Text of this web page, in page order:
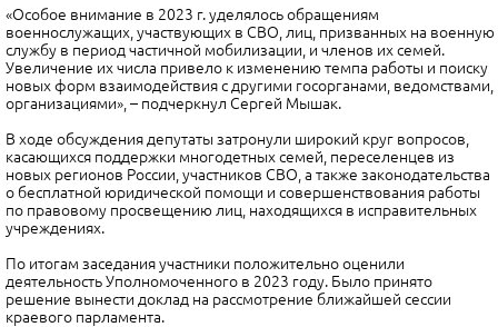
«Особое внимание в 2023 г. уделялось обращениям
военнослужащих, участвующих в СВО, лиц, призванных на военную
службу в период частичной мобилизации, и членов их семей.
Увеличение их числа привело к изменению темпа работы и поиску
новых форм взаимодействия с другими госорганами, ведомствами,
организациями», – подчеркнул Сергей Мышак.
В ходе обсуждения депутаты затронули широкий круг вопросов,
касающихся поддержки многодетных семей, переселенцев из
новых регионов России, участников СВО, а также законодательства
о бесплатной юридической помощи и совершенствования работы
по правовому просвещению лиц, находящихся в исправительных
учреждениях.
По итогам заседания участники положительно оценили
деятельность Уполномоченного в 2023 году. Было принято
решение вынести доклад на рассмотрение ближайшей сессии
краевого парламента.